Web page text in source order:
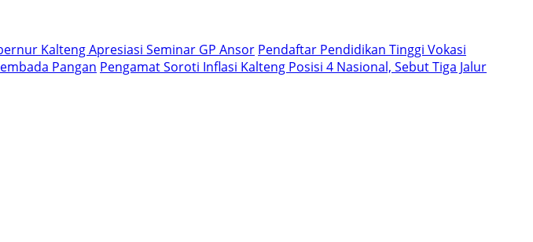
Kalteng Apresiasi Seminar GP Ansor Pendaftar Pendidikan Tinggi Vokasi
Pangan Pengamat Soroti Inflasi Kalteng Posisi 4 Nasional, Sebut Tiga Jalur